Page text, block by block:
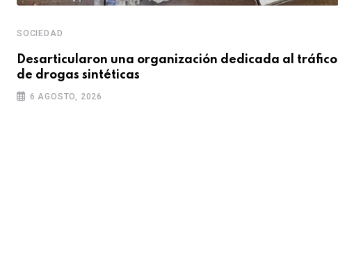
SOCIEDAD
Desarticularon una organización dedicada al tráfico
de drogas sintéticas
6 AGOSTO, 2026